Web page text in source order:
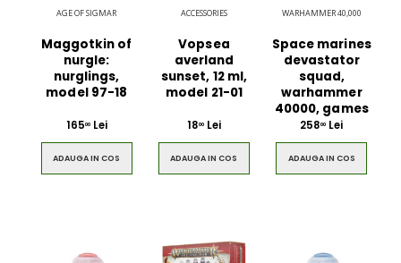
AGE OF SIGMAR
Maggotkin of
nurgle:
nurglings,
model 97-18
16500Lei
ADAUGA IN COS
ACCESSORIES
Vopsea
averland
sunset, 12 ml,
model 21-01
1800Lei
ADAUGA IN COS
WARHAMMER 40,000
Space marines
devastator
squad,
warhammer
40000, games
25800 Lei
ADAUGA IN COS